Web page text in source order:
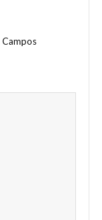
Campos